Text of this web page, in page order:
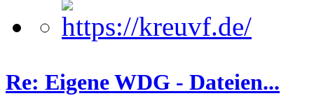
Re: Eigene WDG - Dateien...